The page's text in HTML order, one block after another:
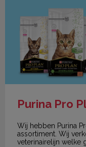
Purina Pro
Wij hebben Purina
assortiment. Wij
veterinairelijn welke